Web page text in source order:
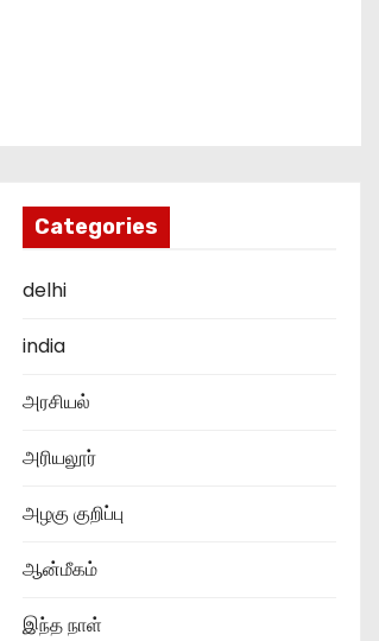
Categories
delhi
india
அரசியல்
அரியலூர்
அழகு குறிப்பு
ஆன்மீகம்
இந்த நாள்